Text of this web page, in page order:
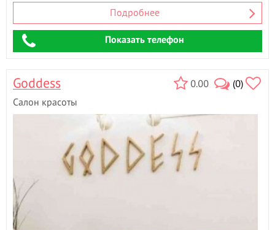
Подробнее
Показать телефон
0.00 (0)
Goddess
Салон красоты